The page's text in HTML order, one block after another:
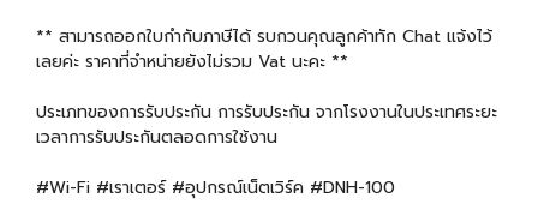
** สามารถออกใบกำกับภาษีได้ รบกวนคุณลูกค้าทัก Chat แจ้งไว้
เลยค่ะ ราคาที่จำหน่ายยังไม่รวม Vat นะคะ **
ประเภทของการรับประกัน การรับประกัน จากโรงงานในประเทศระยะ
เวลาการรับประกันตลอดการใช้งาน
#Wi-Fi #เราเตอร์ #อุปกรณ์เน็ตเวิร์ค #DNH-100